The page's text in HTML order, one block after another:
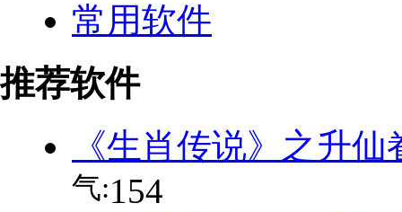
常用软件
推荐软件
《生肖传说》之升
气:154